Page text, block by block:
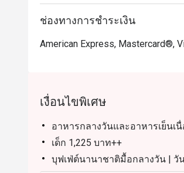
ช่องทางการชำระเงิน
American Express, Mastercard®,
เงื่อนไขพิเศษ
อาหารกลางวันและอาหารเย็นเ
เด็ก 1,225 บาท++
บุฟเฟ่ต์นานาชาติมื้อกลางวัน | วั